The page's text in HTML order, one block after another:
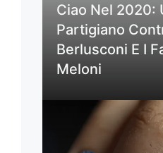
Ciao Nel 2020:
Partigiano
Berlusconi E I
Meloni